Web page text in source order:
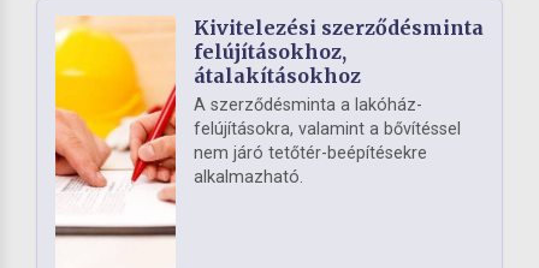
Kivitelezési szerződésminta
felújításokhoz,
átalakításokhoz
A szerződésminta a lakóház-
felújításokra, valamint a bővítéssel
nem járó tetőtér-beépítésekre
alkalmazható.